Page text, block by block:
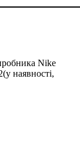
Nike
наявності,